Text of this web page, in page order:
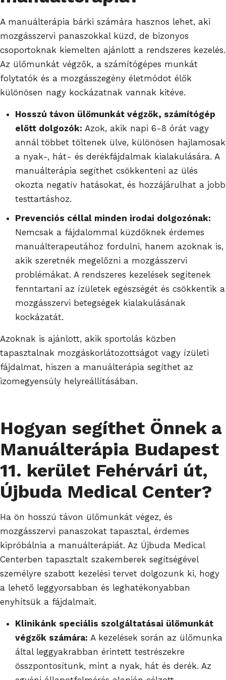
A manuálterápia bárki számára hasznos lehet, aki
mozgásszervi panaszokkal küzd, de bizonyos
csoportoknak kiemelten ajánlott a rendszeres kezelés.
Az ülőmunkát végzők, a számítógépes munkát
folytatók és a mozgásszegény életmódot élők
különösen nagy kockázatnak vannak kitéve.
Hosszú távon ülőmunkát végzők, számítógép
előtt dolgozók: Azok, akik napi 6-8 órát vagy
annál többet töltenek ülve, különösen hajlamosak
a nyak-, hát- és derékfájdalmak kialakulására. A
manuálterápia segíthet csökkenteni az ülés
okozta negatív hatásokat, és hozzájárulhat a jobb
testtartáshoz.
Prevenciós céllal minden irodai dolgozónak:
Nemcsak a fájdalommal küzdőknek érdemes
manuálterapeutához fordulni, hanem azoknak is,
akik szeretnék megelőzni a mozgásszervi
problémákat. A rendszeres kezelések segítenek
fenntartani az ízületek egészségét és csökkentik a
mozgásszervi betegségek kialakulásának
kockázatát.
Azoknak is ajánlott, akik sportolás közben
tapasztalnak mozgáskorlátozottságot vagy ízületi
fájdalmat, hiszen a manuálterápia segíthet az
izomegyensúly helyreállításában.
Hogyan segíthet Önnek a
Manuálterápia Budapest
11. kerület Fehérvári út,
Újbuda Medical Center?
Ha ön hosszú távon ülőmunkát végez, és
mozgásszervi panaszokat tapasztal, érdemes
kipróbálnia a manuálterápiát. Az Újbuda Medical
Centerben tapasztalt szakemberek segítségével
személyre szabott kezelési tervet dolgozunk ki, hogy
a lehető leggyorsabban és leghatékonyabban
enyhítsük a fájdalmait.
Klinikánk speciális szolgáltatásai ülőmunkát
végzők számára: A kezelések során az ülőmunka
által leggyakrabban érintett testrészekre
összpontosítunk, mint a nyak, hát és derék. Az